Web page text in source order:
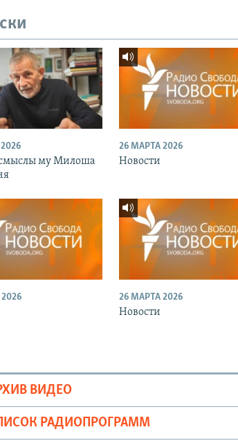
му Милоша
26 МАРТА 2026
Новости
26 МАРТА 2026
Новости
ВИДЕО
РАДИОПРОГРАММ